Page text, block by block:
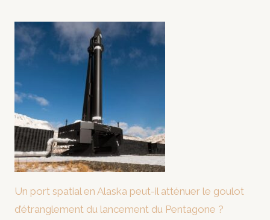
Un port spatial en Alaska peut-il atténuer le goulot
d’étranglement du lancement du Pentagone ?